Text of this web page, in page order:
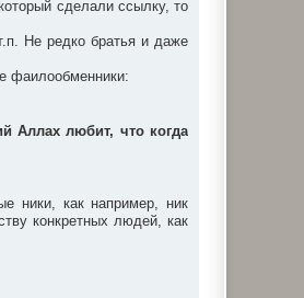
сделали ссылку, то
Не редко братья и даже
фаилообменники:
Аллах любит, что когда
ники, как например, ник
конкретных людей, как